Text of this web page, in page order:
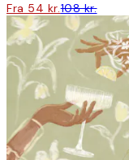
Fra 54 kr.108 kr.